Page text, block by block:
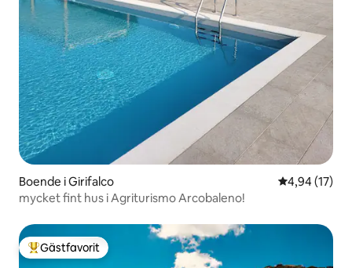
Boende i Girifalco 4,94 av 5 i
4,94 (17)
mycket fint hus i Agriturismo Arcobaleno!
Populär gästfavorit
Gästfavorit